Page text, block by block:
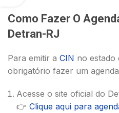
Como Fazer O
Detran-RJ
Para emitir a CIN no estado
obrigatório fazer um
Acesse o site oficial do
👉 Clique aqui para